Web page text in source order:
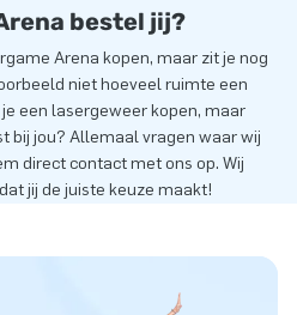
bestel jij?
Arena kopen, maar zit je nog
niet hoeveel ruimte een
een lasergeweer kopen, maar
bij jou? Allemaal vragen waar wij
direct contact met ons op. Wij
jij de juiste keuze maakt!